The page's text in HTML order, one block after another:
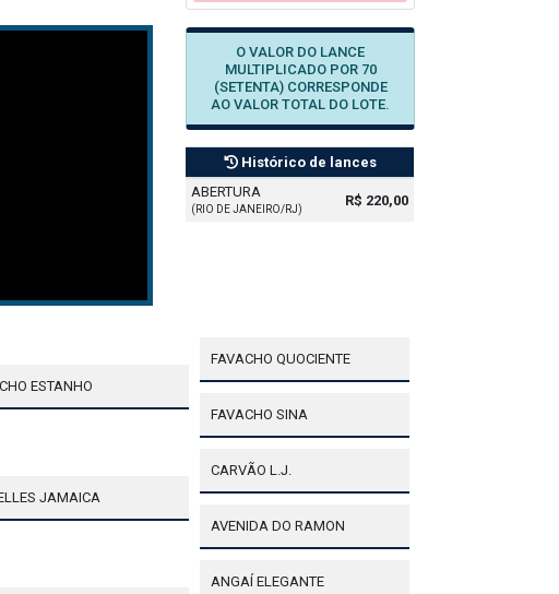
O VALOR DO LANCE
MULTIPLICADO POR 70
(SETENTA) CORRESPONDE
AO VALOR TOTAL DO LOTE.
Histórico de lances
ABERTURA
(RIO DE JANEIRO/RJ)
R$ 220,00
ESTANHO
FAVACHO QUOCIENTE
FAVACHO SINA
JAMAICA
CARVÃO L.J.
AVENIDA DO RAMON
ANGAÍ ELEGANTE